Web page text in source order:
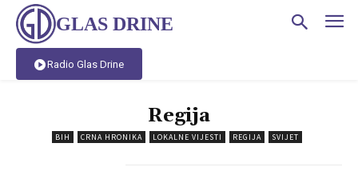
GLAS DRINE
Radio Glas Drine
Regija
BIH CRNA HRONIKA LOKALNE VIJESTI REGIJA SVIJET